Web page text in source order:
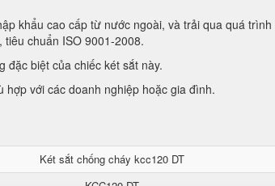
khẩu cao cấp từ nước ngoài, và trải qua quá trình
chuẩn ISO 9001-2008.
đặc biệt của chiếc két sắt này.
với các doanh nghiệp hoặc gia đình.
Két sắt chống cháy kcc120 DT